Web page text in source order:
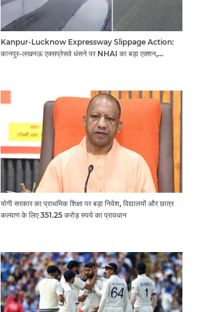
Kanpur-Lucknow Expressway Slippage Action:
कानपुर-लखनऊ एक्सप्रेसवे धंसने पर NHAI का बड़ा एक्शन,
योगी सरकार का प्राथमिक शिक्षा पर बड़ा निवेश, विद्यालयों और छात्र
कल्याण के लिए 351.25 करोड़ रुपये का प्रावधान